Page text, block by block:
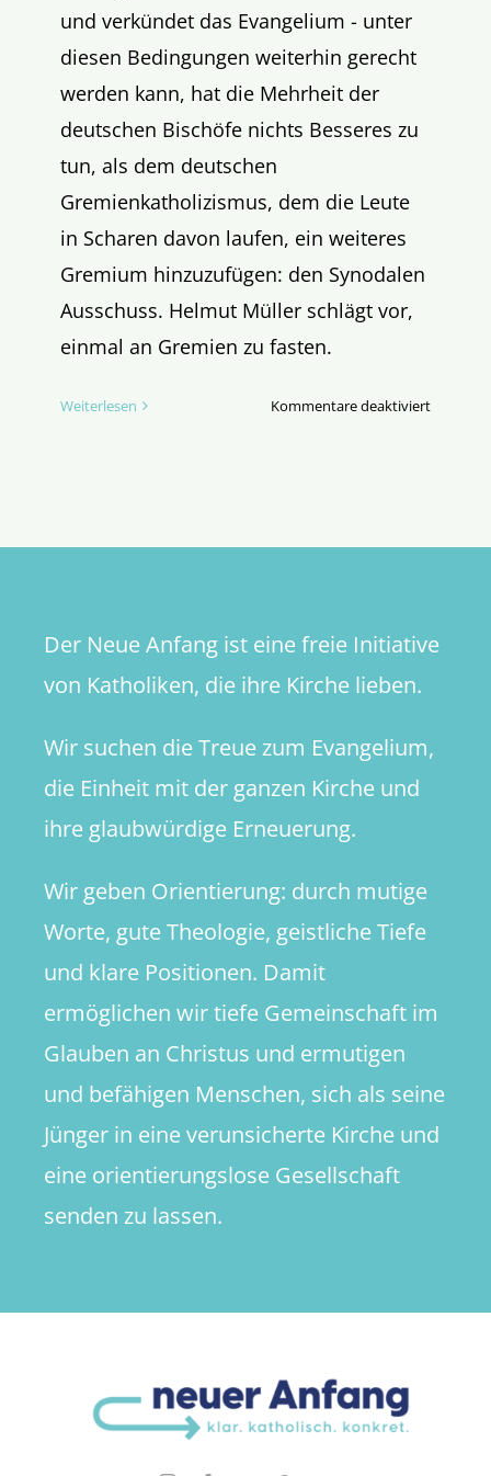
und verkündet das Evangelium - unter
diesen Bedingungen weiterhin gerecht
werden kann, hat die Mehrheit der
deutschen Bischöfe nichts Besseres zu
tun, als dem deutschen
Gremienkatholizismus, dem die Leute
in Scharen davon laufen, ein weiteres
Gremium hinzuzufügen: den Synodalen
Ausschuss. Helmut Müller schlägt vor,
einmal an Gremien zu fasten.
Weiterlesen Kommentare deaktiviertfür
Der Neue Anfang ist eine freie Initiative
von Katholiken, die ihre Kirche lieben.
Wir suchen die Treue zum Evangelium,
die Einheit mit der ganzen Kirche und
ihre glaubwürdige Erneuerung.
Wir geben Orientierung: durch mutige
Worte, gute Theologie, geistliche Tiefe
und klare Positionen. Damit
ermöglichen wir tiefe Gemeinschaft im
Glauben an Christus und ermutigen
und befähigen Menschen, sich als seine
Jünger in eine verunsicherte Kirche und
eine orientierungslose Gesellschaft
senden zu lassen.